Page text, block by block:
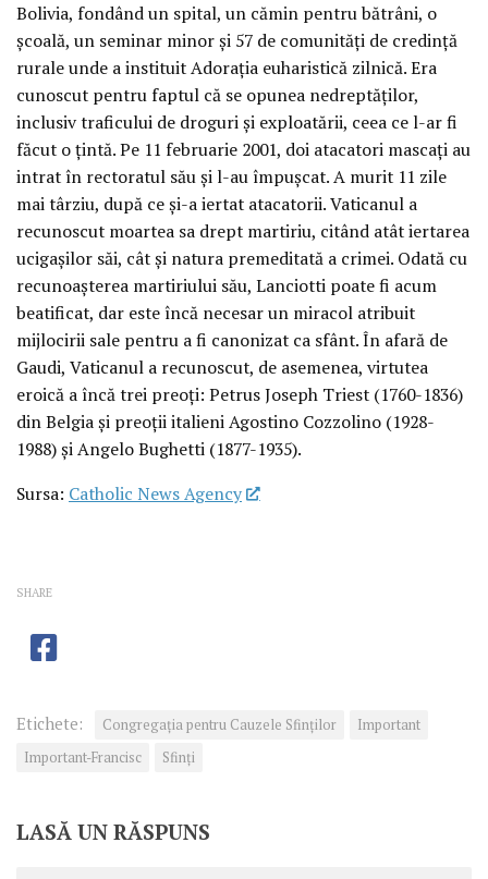
Bolivia, fondând un spital, un cămin pentru bătrâni, o
școală, un seminar minor și 57 de comunități de credință
rurale unde a instituit Adorația euharistică zilnică. Era
cunoscut pentru faptul că se opunea nedreptăților,
inclusiv traficului de droguri și exploatării, ceea ce l-ar fi
făcut o țintă. Pe 11 februarie 2001, doi atacatori mascați au
intrat în rectoratul său și l-au împușcat. A murit 11 zile
mai târziu, după ce și-a iertat atacatorii. Vaticanul a
recunoscut moartea sa drept martiriu, citând atât iertarea
ucigașilor săi, cât și natura premeditată a crimei. Odată cu
recunoașterea martiriului său, Lanciotti poate fi acum
beatificat, dar este încă necesar un miracol atribuit
mijlocirii sale pentru a fi canonizat ca sfânt. În afară de
Gaudi, Vaticanul a recunoscut, de asemenea, virtutea
eroică a încă trei preoți: Petrus Joseph Triest (1760-1836)
din Belgia și preoții italieni Agostino Cozzolino (1928-
1988) și Angelo Bughetti (1877-1935).
Sursa: Catholic News Agency
SHARE
Etichete: Congregaţia pentru Cauzele Sfinţilor
Important
Important-Francisc
Sfinţi
LASĂ UN RĂSPUNS